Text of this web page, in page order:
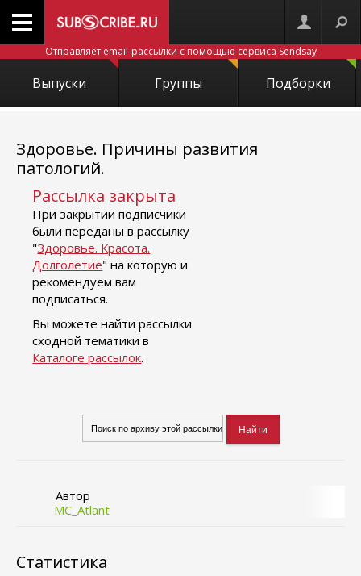
Отправляет email-рассылки с помощью сервиса Sendsay
Выпуски Группы Подборки
Здоровье. Причины развития
патологий.
Рассылка закрыта
При закрытии подписчики
были переданы в рассылку
"Здоровье. Красота.
Долголетие" на которую и
рекомендуем вам
подписаться.
Вы можете найти рассылки
сходной тематики в
Каталоге рассылок.
Автор
MC_Atlant
Статистика